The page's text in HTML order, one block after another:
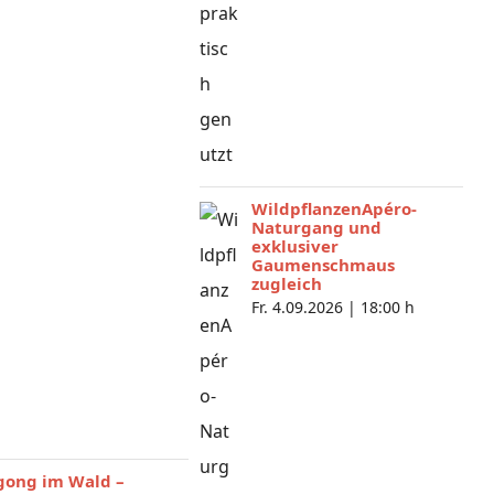
im Wald –
WildpflanzenApéro-
Naturgang und
exklusiver
Gaumenschmaus
zugleich
Fr. 4.09.2026 | 18:00 h